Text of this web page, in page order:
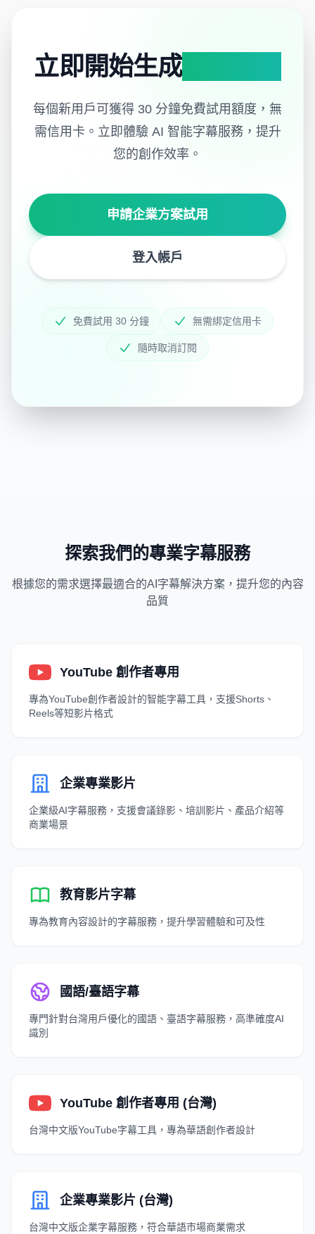
立即開始生成
每個新用戶可獲得 30 分鐘免費試用額度，無
需信用卡。 立即體驗 AI 智能字幕服務，提升
您的創作效率。
申請企業方案試用
登入帳戶
免費試用 30 分鐘 無需綁定信用卡
隨時取消訂閱
探索我們的專業字幕服務
根據您的需求選擇最適合的AI字幕解決方案，提升您的內容
品質
YouTube 創作者專用
專為YouTube創作者設計的智能字幕工具，支援Shorts、
Reels等短影片格式
企業專業影片
企業級AI字幕服務，支援會議錄影、培訓影片、產品介紹等
商業場景
教育影片字幕
專為教育內容設計的字幕服務，提升學習體驗和可及性
國語/臺語字幕
專門針對台灣用戶優化的國語、臺語字幕服務，高準確度AI
識別
YouTube 創作者專用 (台灣)
台灣中文版YouTube字幕工具，專為華語創作者設計
企業專業影片 (台灣)
台灣中文版企業字幕服務，符合華語市場商業需求